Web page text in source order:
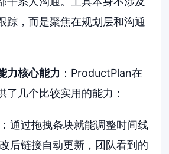
踪，而是聚焦在规划层和沟通
力核心能力 ：ProductPlan在
了几个比较实用的能力：
：通过拖拽条块就能调整时间线
后链接自动更新，团队看到的